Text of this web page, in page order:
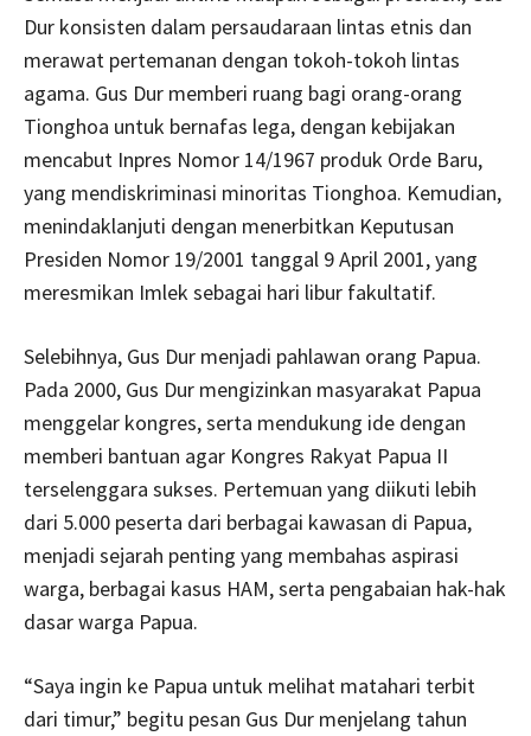
Dur konsisten dalam persaudaraan lintas etnis dan
merawat pertemanan dengan tokoh-tokoh lintas
agama. Gus Dur memberi ruang bagi orang-orang
Tionghoa untuk bernafas lega, dengan kebijakan
mencabut Inpres Nomor 14/1967 produk Orde Baru,
yang mendiskriminasi minoritas Tionghoa. Kemudian,
menindaklanjuti dengan menerbitkan Keputusan
Presiden Nomor 19/2001 tanggal 9 April 2001, yang
meresmikan Imlek sebagai hari libur fakultatif.
Selebihnya, Gus Dur menjadi pahlawan orang Papua.
Pada 2000, Gus Dur mengizinkan masyarakat Papua
menggelar kongres, serta mendukung ide dengan
memberi bantuan agar Kongres Rakyat Papua II
terselenggara sukses. Pertemuan yang diikuti lebih
dari 5.000 peserta dari berbagai kawasan di Papua,
menjadi sejarah penting yang membahas aspirasi
warga, berbagai kasus HAM, serta pengabaian hak-hak
dasar warga Papua.
“Saya ingin ke Papua untuk melihat matahari terbit
dari timur,” begitu pesan Gus Dur menjelang tahun